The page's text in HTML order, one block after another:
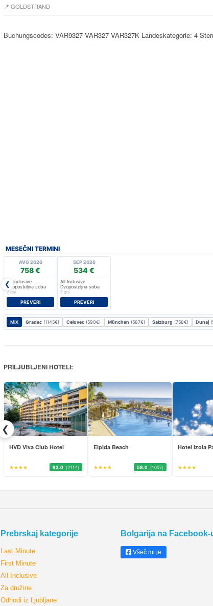
📍 GOLDSTRAND
Buchungscodes: VAR9327 VAR327 VAR327K Landeskategorie: 4
MESEČNI TERMINI
❮
AVG 2026
758 €
All Inclusive
Dvoposteljna soba
7 dni
PREVERI
SEP 2026
534 €
All Inclusive
Dvoposteljna soba
7 dni
PREVERI
MIX Gradec (1145€) Celovec (590€) München (587€) Salzburg (758€) Dunaj
PRILJUBLJENI HOTELI:
❮
HVD Viva Club Hotel
★★★★ 93.0 (2114)
Elpida Beach
★★★★ 58.0 (1007)
Hotel Izola
★★★★
Prebrskaj kategorije
Last Minute
First Minute
All Inclusive
Za družine
Odhodi iz Ljubljane
Bolgarija na Facebook-
Všeč mi je